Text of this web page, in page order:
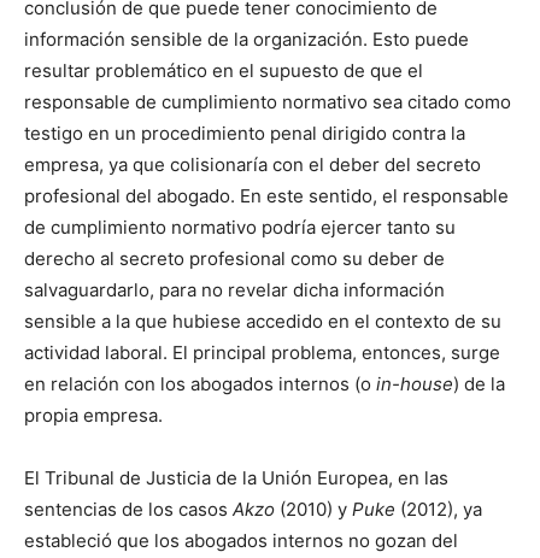
conclusión de que puede tener conocimiento de
información sensible de la organización. Esto puede
resultar problemático en el supuesto de que el
responsable de cumplimiento normativo sea citado como
testigo en un procedimiento penal dirigido contra la
empresa, ya que colisionaría con el deber del secreto
profesional del abogado. En este sentido, el responsable
de cumplimiento normativo podría ejercer tanto su
derecho al secreto profesional como su deber de
salvaguardarlo, para no revelar dicha información
sensible a la que hubiese accedido en el contexto de su
actividad laboral. El principal problema, entonces, surge
en relación con los abogados internos (o in-house) de la
propia empresa.
El Tribunal de Justicia de la Unión Europea, en las
sentencias de los casos Akzo (2010) y Puke (2012), ya
estableció que los abogados internos no gozan del